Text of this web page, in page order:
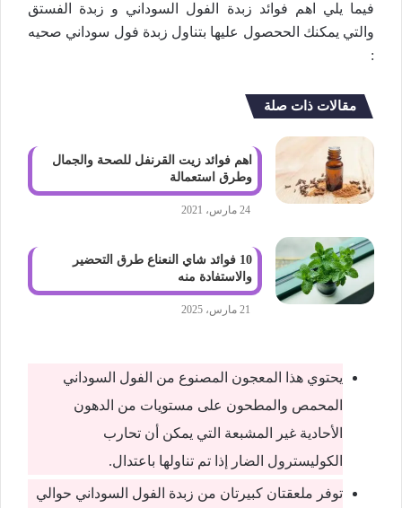
فيما يلي اهم فوائد زبدة الفول السوداني و زبدة الفستق
والتي يمكنك الححصول عليها بتناول زبدة فول سوداني صحيه
:
مقالات ذات صلة
اهم فوائد زيت القرنفل للصحة والجمال
وطرق استعمالة
24 مارس، 2021
10 فوائد شاي النعناع طرق التحضير
والاستفادة منه
21 مارس، 2025
يحتوي هذا المعجون المصنوع من الفول السوداني
المحمص والمطحون على مستويات من الدهون
الأحادية غير المشبعة التي يمكن أن تحارب
الكوليسترول الضار إذا تم تناولها باعتدال.
توفر ملعقتان كبيرتان من زبدة الفول السوداني حوالي